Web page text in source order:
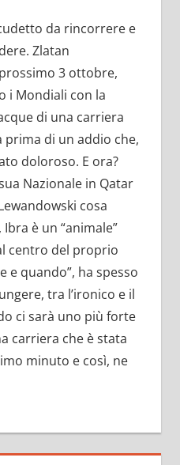
da rincorrere e
Zlatan
3 ottobre,
i Mondiali con la
di una carriera
prima di un addio che,
doloroso. E ora?
Nazionale in Qatar
cosa
è un “animale”
centro del proprio
e quando”, ha spesso
tra l’ironico e il
ci sarà uno più forte
carriera che è stata
minuto e così, ne